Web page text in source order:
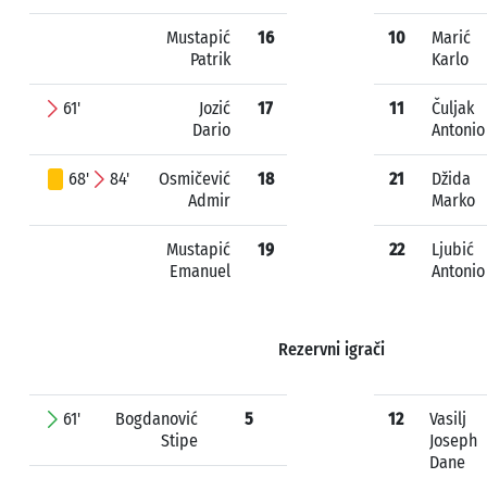
Mustapić
Patrik
16
61'
Jozić
Dario
17
68' 84'
Osmičević
Admir
18
Mustapić
Emanuel
19
10
Marić
Karlo
11
Čuljak
Antonio
21
Džida
Marko
22
Ljubić
Antonio
Rezervni igrači
61'
Bogdanović
Stipe
5 12
Vasilj
Joseph
Dane